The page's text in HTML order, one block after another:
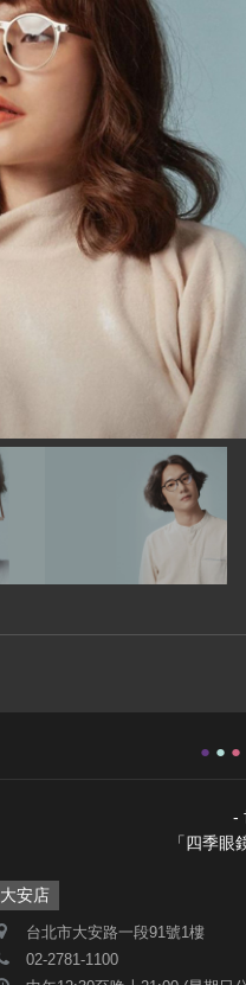
● ● ●
-
「四季眼
大安店
台北市大安路一段91號1樓
02-2781-1100